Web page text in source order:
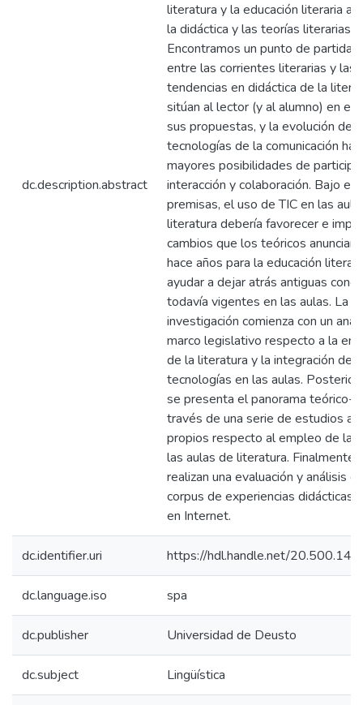
dc.description.abstract
literatura y la educación literaria
la didáctica y las teorías literarias
Encontramos un punto de partida
entre las corrientes literarias y las
tendencias en didáctica de la
sitúan al lector (y al alumno) en el
sus propuestas, y la evolución de
tecnologías de la comunicación
mayores posibilidades de
interacción y colaboración. Bajo
premisas, el uso de TIC en las
literatura debería favorecer e
cambios que los teóricos anuncian
hace años para la educación
ayudar a dejar atrás antiguas
todavía vigentes en las aulas. La
investigación comienza con un
marco legislativo respecto a la
de la literatura y la integración de
tecnologías en las aulas.
se presenta el panorama teórico-
través de una serie de estudios
propios respecto al empleo de las
las aulas de literatura. Finalmente,
realizan una evaluación y análisis
corpus de experiencias didácticas
en Internet.
dc.identifier.uri https://hdl.handle.net/
dc.language.iso spa
dc.publisher Universidad de Deusto
dc.subject Lingüística